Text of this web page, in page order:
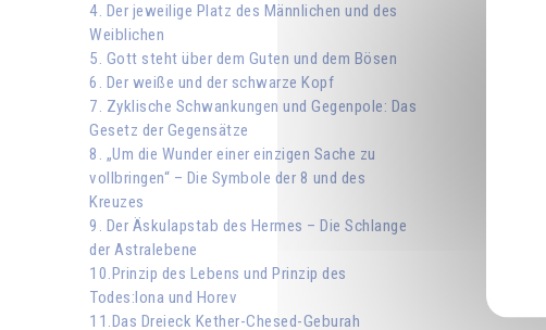
4. Der jeweilige Platz des Männlichen und des
Weiblichen
5. Gott steht über dem Guten und dem Bösen
6. Der weiße und der schwarze Kopf
7. Zyklische Schwankungen und Gegenpole: Das
Gesetz der Gegensätze
8. „Um die Wunder einer einzigen Sache zu
vollbringen“ – Die Symbole der 8 und des
Kreuzes
9. Der Äskulapstab des Hermes – Die Schlange
der Astralebene
10.Prinzip des Lebens und Prinzip des
Todes:Iona und Horev
11.Das Dreieck Kether-Chesed-Geburah